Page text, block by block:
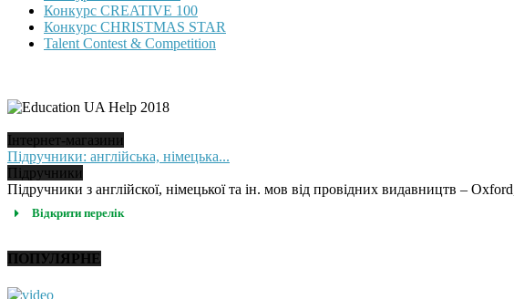
Конкурс CREATIVE 100
Конкурс CHRISTMAS STAR
Talent Contest & Competition
Інтернет-магазини
Підручники: англійська, німецька...
Підручники
Підручники з англійскої, німецької та ін. мов від провідних видавництв –
Відкрити перелік
ПОПУЛЯРНЕ